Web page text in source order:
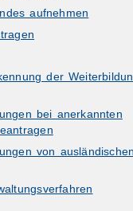
aufnehmen
der
bei anerkannten
von